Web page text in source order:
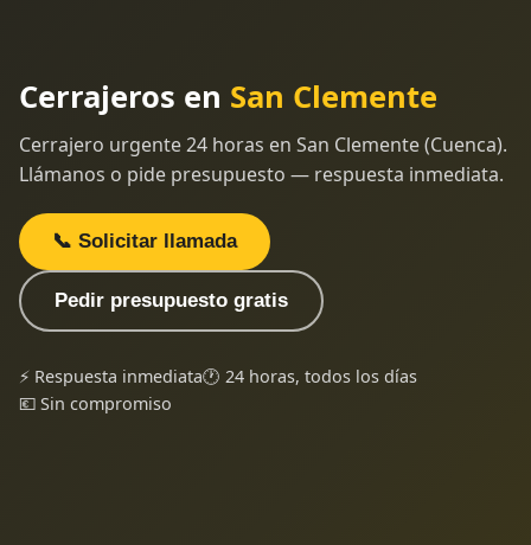
Cerrajeros en San Clemente
Cerrajero urgente 24 horas en San Clemente (Cuenca).
Llámanos o pide presupuesto — respuesta inmediata.
📞 Solicitar llamada
Pedir presupuesto gratis
⚡ Respuesta inmediata🕐 24 horas, todos los días
💶 Sin compromiso